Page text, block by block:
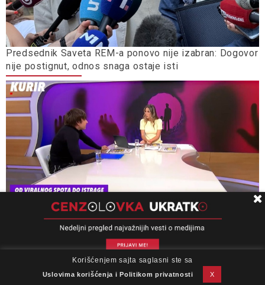
Predsednik Saveta REM-a ponovo nije izabran: Dogovor
nije postignut, odnos snaga ostaje isti
Skandalizovanje s predumišljajem
Impresum Podrška Kontakt
Newsletter
Uslovi korišćenja
Korišćenjem sajta saglasni ste sa
Uslovima korišćenja i Politikom privatnosti X